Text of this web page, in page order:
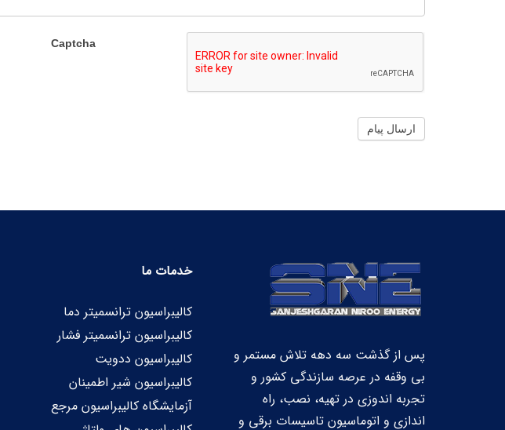
Captcha
ارسال پیام
پس از گذشت سه دهه تلاش مستمر و
بی‏ وقفه در عرصه سازندگی کشور و
تجربه اندوزی در تهیه، نصب، راه
اندازی و اتوماسیون تاسیسات برقی و
خدمات ما
کالیبراسیون ترانسمیتر دما
کالیبراسیون ترانسمیتر فشار
کالیبراسیون ددویت
کالیبراسیون شیر اطمینان
آزمایشگاه کالیبراسیون مرجع